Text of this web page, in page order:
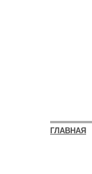
ГЛАВНАЯ